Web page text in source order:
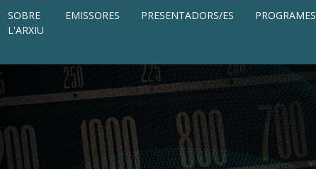
SOBRE
L'ARXIU
EMISSORES PRESENTADORS/ES PROGRAMES